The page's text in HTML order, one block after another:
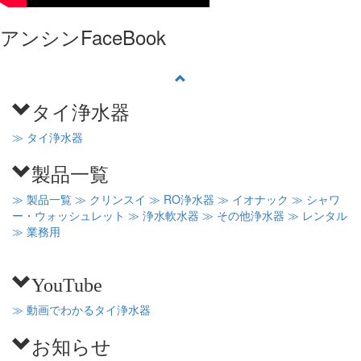
アンシンFaceBook
タイ浄水器
≫ タイ浄水器
製品一覧
≫ 製品一覧 ≫ クリンスイ ≫ RO浄水器 ≫ イオナック ≫ シャワ
ー・ウォッシュレット ≫ 浄水軟水器 ≫ その他浄水器 ≫ レンタル
≫ 業務用
YouTube
≫ 動画でわかるタイ浄水器
お知らせ